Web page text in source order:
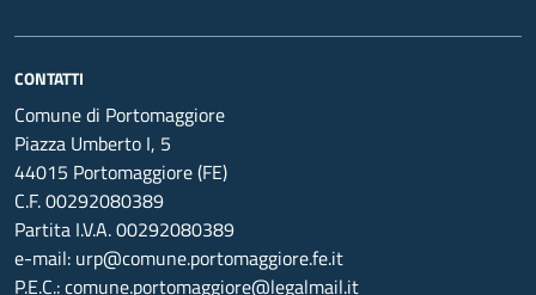
CONTATTI
Comune di Portomaggiore
Piazza Umberto I, 5
44015 Portomaggiore (FE)
C.F. 00292080389
Partita I.V.A. 00292080389
e-mail: urp@comune.portomaggiore.fe.it
P.E.C.: comune.portomaggiore@legalmail.it